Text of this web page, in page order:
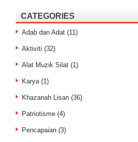
CATEGORIES
Adab dan Adat (11)
Aktiviti (32)
Alat Muzik Silat (1)
Karya (1)
Khazanah Lisan (36)
Patriotisme (4)
Pencapaian (3)